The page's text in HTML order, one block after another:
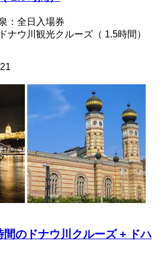
：全日入場券
ナウ川観光クルーズ（ 1.5時間）
のドナウ川クルーズ + ドハ